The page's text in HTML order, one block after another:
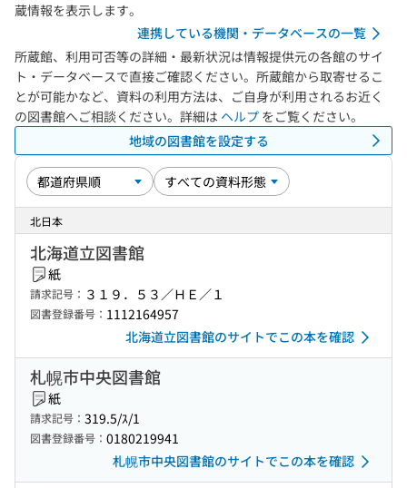
蔵情報を表示します。
連携している機関・データベースの一覧
所蔵館、利用可否等の詳細・最新状況は情報提供元の各館のサイ
ト・データベースで直接ご確認ください。所蔵館から取寄せるこ
とが可能かなど、資料の利用方法は、ご自身が利用されるお近く
の図書館へご相談ください。詳細は ヘルプ をご覧ください。
地域の図書館を設定する
北日本
北海道立図書館
紙
請求記号： ３１９．５３／ＨＥ／１
図書登録番号： 1112164957
北海道立図書館のサイトでこの本を確認
札幌市中央図書館
紙
請求記号： 319.5/ｽ/1
図書登録番号： 0180219941
札幌市中央図書館のサイトでこの本を確認